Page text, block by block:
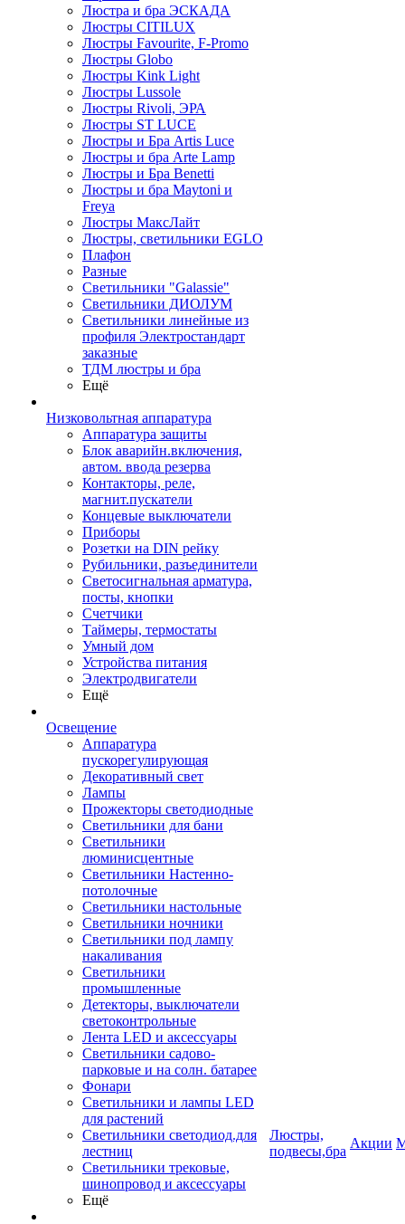
Люстра и бра ЭСКАДА
Люстры CITILUX
Люстры Favourite, F-Promo
Люстры Globo
Люстры Kink Light
Люстры Lussole
Люстры Rivoli, ЭРА
Люстры ST LUCE
Люстры и Бра Artis Luce
Люстры и бра Arte Lamp
Люстры и Бра Benetti
Люстры и бра Maytoni и
Freya
Люстры МаксЛайт
Люстры, светильники EGLO
Плафон
Разные
Светильники "Galassie"
Светильники ДИОЛУМ
Светильники линейные из
профиля Электростандарт
заказные
ТДМ люстры и бра
Ещё
Низковольтная аппаратура
Аппаратура защиты
Блок аварийн.включения,
автом. ввода резерва
Контакторы, реле,
магнит.пускатели
Концевые выключатели
Приборы
Розетки на DIN рейку
Рубильники, разъединители
Светосигнальная арматура,
посты, кнопки
Счетчики
Таймеры, термостаты
Умный дом
Устройства питания
Электродвигатели
Ещё
Освещение
Аппаратура
пускорегулирующая
Декоративный свет
Лампы
Прожекторы светодиодные
Светильники для бани
Светильники
люминисцентные
Светильники Настенно-
потолочные
Светильники настольные
Светильники ночники
Светильники под лампу
накаливания
Светильники
промышленные
Детекторы, выключатели
светоконтрольные
Лента LED и аксессуары
Светильники садово-
парковые и на солн. батарее
Фонари
Светильники и лампы LED
для растений
Светильники светодиод.для
лестниц
Светильники трековые,
шинопровод и аксессуары
Ещё
Люстры,
подвесы,бра
Акции